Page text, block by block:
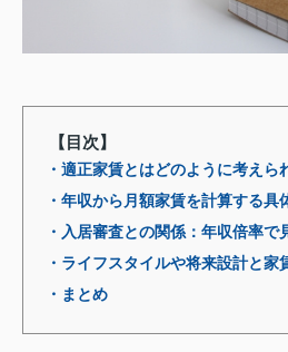
【目次】
・適正家賃とはどのように考えら
・年収から月額家賃を計算する具
・入居審査との関係：年収倍率で
・ライフスタイルや将来設計と家
・まとめ